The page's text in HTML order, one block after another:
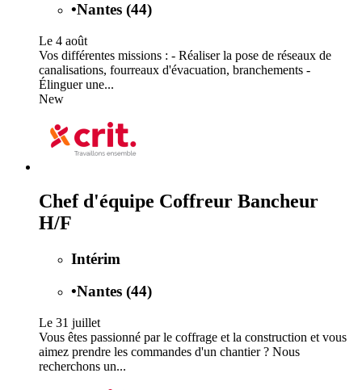
•Nantes (44)
Le 4 août
Vos différentes missions : - Réaliser la pose de réseaux de
canalisations, fourreaux d'évacuation, branchements -
Élinguer une...
New
Chef d'équipe Coffreur Bancheur
H/F
Intérim
•Nantes (44)
Le 31 juillet
Vous êtes passionné par le coffrage et la construction et vous
aimez prendre les commandes d'un chantier ? Nous
recherchons un...